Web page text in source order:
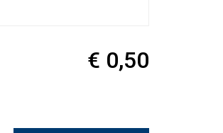
€ 0,50